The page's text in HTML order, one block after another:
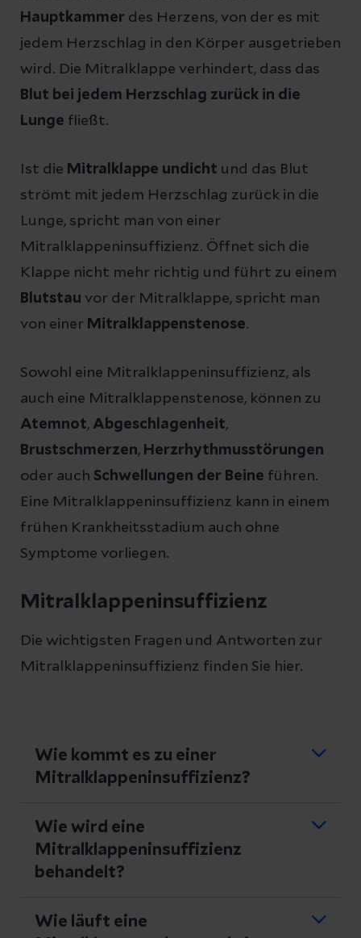
Hauptkammer des Herzens, von der es mit
jedem Herzschlag in den Körper ausgetrieben
wird. Die Mitralklappe verhindert, dass das
Blut bei jedem Herzschlag zurück in die
Lunge fließt.
Ist die Mitralklappe undicht und das Blut
strömt mit jedem Herzschlag zurück in die
Lunge, spricht man von einer
Mitralklappeninsuffizienz. Öffnet sich die
Klappe nicht mehr richtig und führt zu einem
Blutstau vor der Mitralklappe, spricht man
von einer Mitralklappenstenose.
Sowohl eine Mitralklappeninsuffizienz, als
auch eine Mitralklappenstenose, können zu
Atemnot, Abgeschlagenheit,
Brustschmerzen, Herzrhythmusstörungen
oder auch Schwellungen der Beine führen.
Eine Mitralklappeninsuffizienz kann in einem
frühen Krankheitsstadium auch ohne
Symptome vorliegen.
Mitralklappeninsuffizienz
Die wichtigsten Fragen und Antworten zur
Mitralklappeninsuffizienz finden Sie hier.
Wie kommt es zu einer
Mitralklappeninsuffizienz?
häufigste Mitralklappenerkrankung in
Deutschland. In den meisten Fällen ist die
Ursache der Erkrankung eine
der feinen Fäden der Mitralklappe
Wie wird eine
Mitralklappeninsuffizienz
behandelt?
diagnostiziert und eine Operation
Wie läuft eine